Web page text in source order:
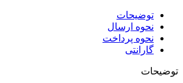
توضیحات
نحوه ارسال
نحوه پرداخت
گارانتی
توضیحات